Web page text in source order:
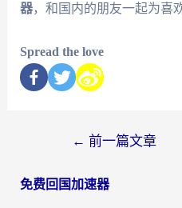
器，和国内的朋友一起为喜
Spread the love
← 前一篇文章
免费回国加速器